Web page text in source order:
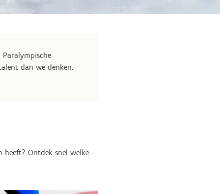
dan we denken.
heeft? Ontdek snel welke